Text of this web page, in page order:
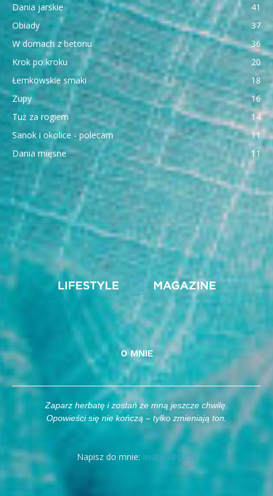
Dania jarskie
41
Obiady
37
W domach z betonu
36
Krok po kroku
20
Łemkowskie smaki
18
Zupy
16
Tuż za rogiem
14
Sanok i okolice - polecam
11
Dania mięsne
11
O MNIE
Zaparz herbatę i zostań ze mną jeszcze chwilę.
Opowieści się nie kończą – tylko zmieniają ton.
Napisz do mnie: avatea@o2.pl